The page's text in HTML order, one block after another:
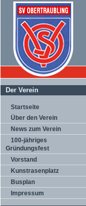
Der Verein
Startseite
Über den Verein
News zum Verein
100-jähriges
Gründungsfest
Vorstand
Kunstrasenplatz
Busplan
Impressum